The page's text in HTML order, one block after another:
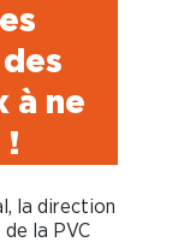
à ne
!
la direction
la PVC